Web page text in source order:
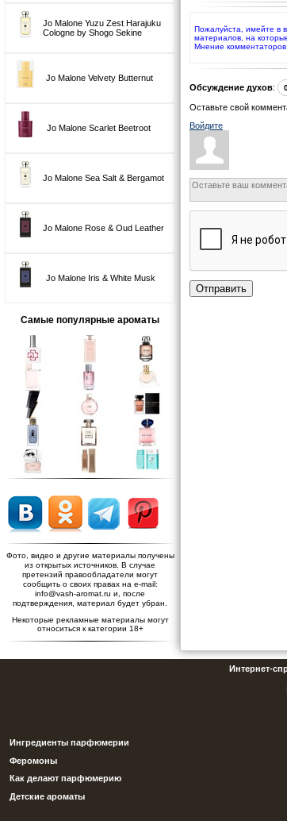
Jo Malone Yuzu Zest Harajuku
Cologne by Shogo Sekine
Jo Malone Velvety Butternut
Jo Malone Scarlet Beetroot
Jo Malone Sea Salt & Bergamot
Jo Malone Rose & Oud Leather
Jo Malone Iris & White Musk
Самые популярные ароматы
Фото, видео и другие материалы получены
из открытых источников. В случае
претензий правообладатели могут
сообщить о своих правах на e-mail:
info@vash-aromat.ru и, после
подтверждения, материал будет убран.
Некоторые рекламные материалы могут
относиться к категории 18+
Пожалуйста, имейте в
материалов, на
Мнение
Обсуждение духов:
Оставьте свой
Войдите
Отправить
Интернет-
Ингредиенты парфюмерии
Феромоны
Как делают парфюмерию
Детские ароматы